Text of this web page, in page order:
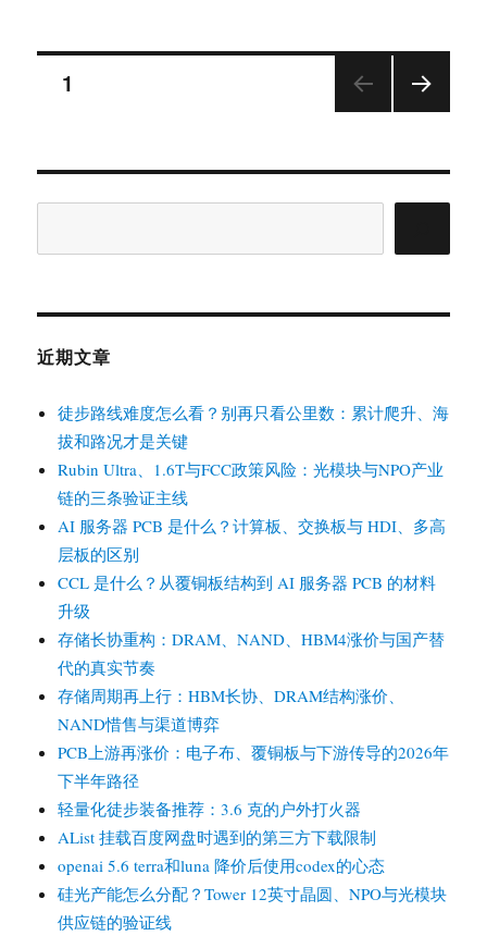
与
线
1.6T
年
光
模
块
级
走
向
数
据
中
心
文
分
页
1
近期文章
徒步路线难度怎么看？别再只看公里数：累计爬升、海
拔和路况才是关键
Rubin Ultra、1.6T与FCC政策风险：光模块与NPO产业
链的三条验证主线
AI 服务器 PCB 是什么？计算板、交换板与 HDI、多高
层板的区别
CCL 是什么？从覆铜板结构到 AI 服务器 PCB 的材料
升级
存储长协重构：DRAM、NAND、HBM4涨价与国产替
代的真实节奏
存储周期再上行：HBM长协、DRAM结构涨价、
NAND惜售与渠道博弈
PCB上游再涨价：电子布、覆铜板与下游传导的2026年
下半年路径
轻量化徒步装备推荐：3.6 克的户外打火器
AList 挂载百度网盘时遇到的第三方下载限制
openai 5.6 terra和luna 降价后使用codex的心态
硅光产能怎么分配？Tower 12英寸晶圆、NPO与光模块
供应链的验证线